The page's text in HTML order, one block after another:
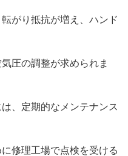
がり抵抗が増え、ハンド
圧の調整が求められま
、定期的なメンテナンス
修理工場で点検を受ける